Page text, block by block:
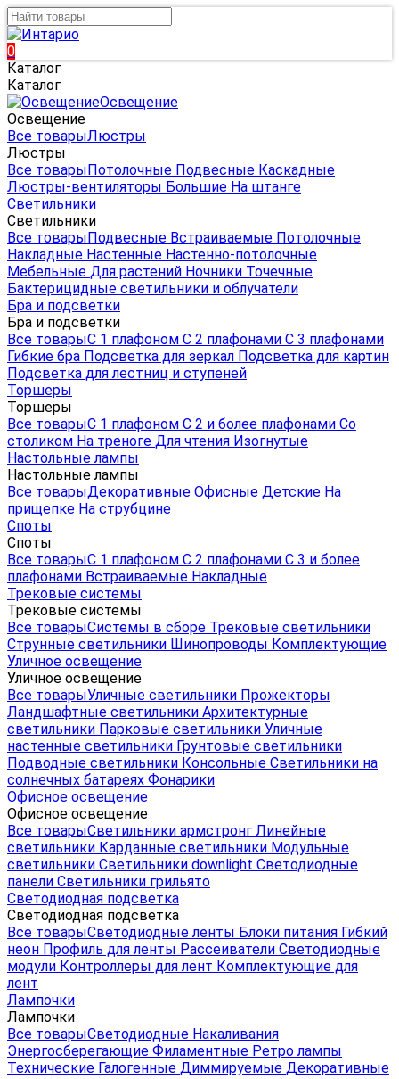
0
Каталог
Каталог
Освещение
Освещение
Все товарыЛюстры
Люстры
Все товарыПотолочные Подвесные Каскадные
Люстры-вентиляторы Большие На штанге
Светильники
Светильники
Все товарыПодвесные Встраиваемые Потолочные
Накладные Настенные Настенно-потолочные
Мебельные Для растений Ночники Точечные
Бактерицидные светильники и облучатели
Бра и подсветки
Бра и подсветки
Все товарыС 1 плафоном С 2 плафонами С 3 плафонами
Гибкие бра Подсветка для зеркал Подсветка для картин
Подсветка для лестниц и ступеней
Торшеры
Торшеры
Все товарыС 1 плафоном С 2 и более плафонами Со
столиком На треноге Для чтения Изогнутые
Настольные лампы
Настольные лампы
Все товарыДекоративные Офисные Детские На
прищепке На струбцине
Споты
Споты
Все товарыС 1 плафоном С 2 плафонами С 3 и более
плафонами Встраиваемые Накладные
Трековые системы
Трековые системы
Все товарыСистемы в сборе Трековые светильники
Струнные светильники Шинопроводы Комплектующие
Уличное освещение
Уличное освещение
Все товарыУличные светильники Прожекторы
Ландшафтные светильники Архитектурные
светильники Парковые светильники Уличные
настенные светильники Грунтовые светильники
Подводные светильники Консольные Светильники на
солнечных батареях Фонарики
Офисное освещение
Офисное освещение
Все товарыСветильники армстронг Линейные
светильники Карданные светильники Модульные
светильники Светильники downlight Светодиодные
панели Светильники грильято
Светодиодная подсветка
Светодиодная подсветка
Все товарыСветодиодные ленты Блоки питания Гибкий
неон Профиль для ленты Рассеиватели Светодиодные
модули Контроллеры для лент Комплектующие для
лент
Лампочки
Лампочки
Все товарыСветодиодные Накаливания
Энергосберегающие Филаментные Ретро лампы
Технические Галогенные Диммируемые Декоративные